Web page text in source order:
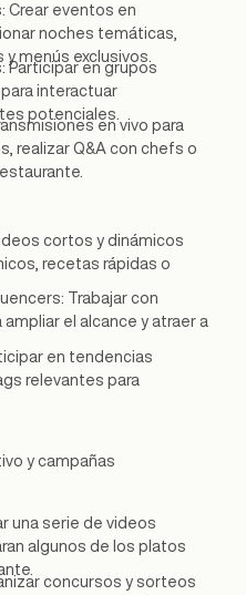
Crear eventos en
noches temáticas,
menús exclusivos.
Participar en grupos
interactuar
potenciales.
en vivo para
realizar Q&A con chefs o
cortos y dinámicos
recetas rápidas o
Trabajar con
el alcance y atraer a
en tendencias
relevantes para
y campañas
una serie de videos
algunos de los platos
concursos y sorteos